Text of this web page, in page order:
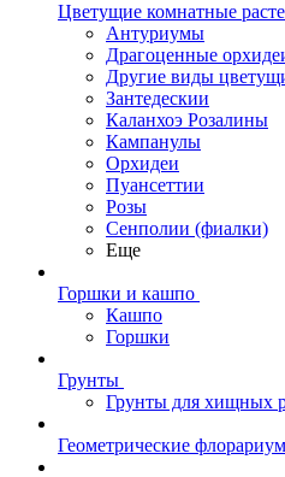
Цветущие комнатные
Антуриумы
Драгоценные
Другие виды
Зантедескии
Каланхоэ Розалины
Кампанулы
Орхидеи
Пуансеттии
Розы
Сенполии (фиалки)
Еще
Горшки и кашпо
Кашпо
Горшки
Грунты
Грунты для хищных
Геометрические